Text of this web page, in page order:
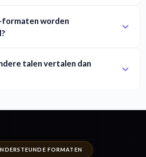
formaten worden
talen vertalen dan
FORMATEN